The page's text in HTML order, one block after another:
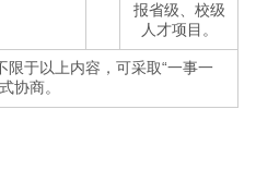
报省级、校级
人才项目。
于以上内容，可采取“一事一
协商。